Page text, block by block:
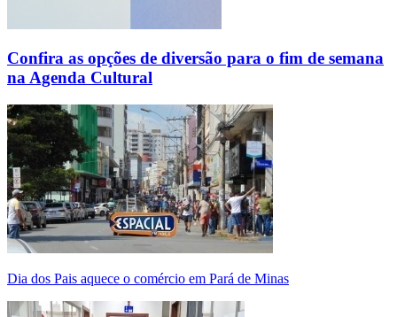
Confira as opções de diversão para o fim de semana
na Agenda Cultural
Dia dos Pais aquece o comércio em Pará de Minas